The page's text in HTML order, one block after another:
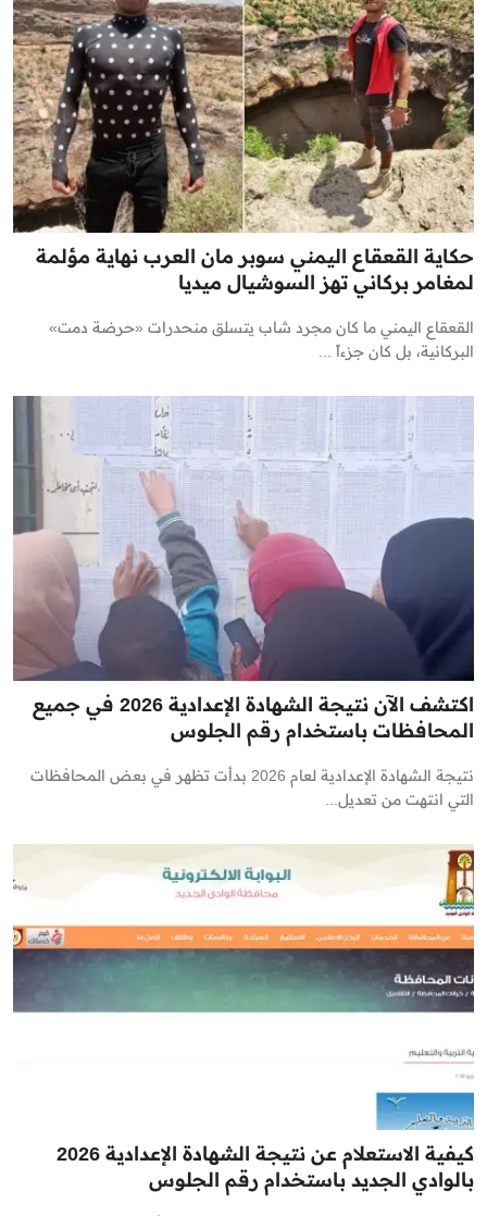
حكاية القعقاع اليمني سوبر مان العرب نهاية مؤلمة
لمغامر بركاني تهز السوشيال ميديا
القعقاع اليمني ما كان مجرد شاب يتسلق منحدرات «حرضة دمت»
البركانية، بل كان جزءاً ...
اكتشف الآن نتيجة الشهادة الإعدادية 2026 في جميع
المحافظات باستخدام رقم الجلوس
نتيجة الشهادة الإعدادية لعام 2026 بدأت تظهر في بعض المحافظات
التي انتهت من تعديل...
كيفية الاستعلام عن نتيجة الشهادة الإعدادية 2026
بالوادي الجديد باستخدام رقم الجلوس